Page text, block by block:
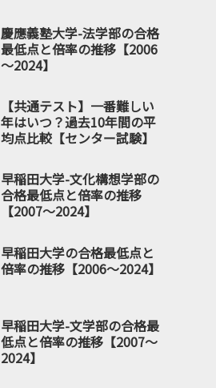
慶應義塾大学-法学部の合格
最低点と倍率の推移【2006
～2024】
【共通テスト】一番難しい
年はいつ？過去10年間の平
均点比較【センター試験】
早稲田大学-文化構想学部の
合格最低点と倍率の推移
【2007～2024】
早稲田大学の合格最低点と
倍率の推移【2006～2024】
早稲田大学-文学部の合格最
低点と倍率の推移【2007～
2024】